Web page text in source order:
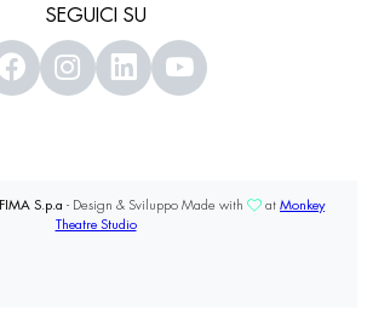
SEGUICI SU
FIMA S.p.a - Design & Sviluppo Made with at Monkey
Theatre Studio